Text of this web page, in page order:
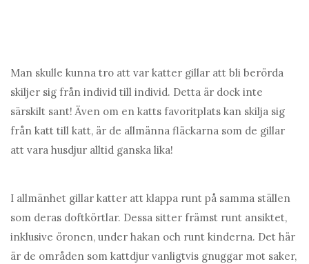
Man skulle kunna tro att var katter gillar att bli berörda
skiljer sig från individ till individ. Detta är dock inte
särskilt sant! Även om en katts favoritplats kan skilja sig
från katt till katt, är de allmänna fläckarna som de gillar
att vara husdjur alltid ganska lika!
I allmänhet gillar katter att klappa runt på samma ställen
som deras doftkörtlar. Dessa sitter främst runt ansiktet,
inklusive öronen, under hakan och runt kinderna. Det här
är de områden som kattdjur vanligtvis gnuggar mot saker,